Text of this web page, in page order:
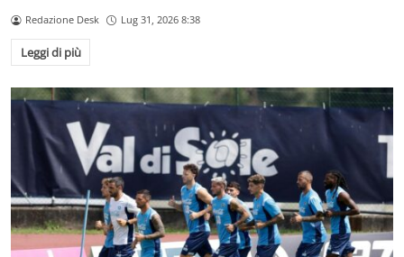
Redazione Desk Lug 31, 2026 8:38
Leggi di più